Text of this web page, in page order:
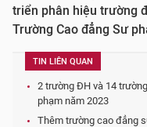
triển phân hiệu trường
Trường Cao đẳng Sư
TIN LIÊN QUAN
2 trường ĐH và 14
phạm năm 2023
Thêm trường cao đẳng